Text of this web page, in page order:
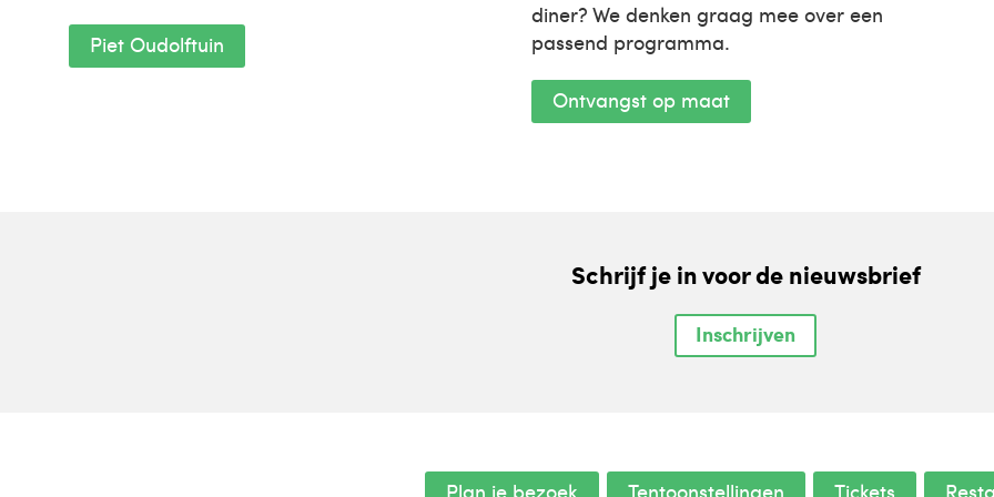
Piet Oudolftuin
diner? We denken graag mee over een
passend programma.
Ontvangst op maat
Schrijf je in voor de nieuwsbrief
Inschrijven
Plan je bezoek Tentoonstellingen Tickets